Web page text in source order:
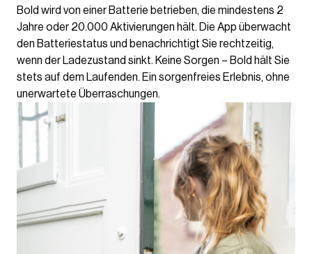
Bold wird von einer Batterie betrieben, die mindestens 2
Jahre oder 20.000 Aktivierungen hält. Die App überwacht
den Batteriestatus und benachrichtigt Sie rechtzeitig,
wenn der Ladezustand sinkt. Keine Sorgen – Bold hält Sie
stets auf dem Laufenden. Ein sorgenfreies Erlebnis, ohne
unerwartete Überraschungen.